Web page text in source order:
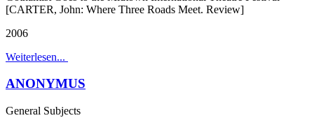
[CARTER, John: Where Three Roads Meet. Review]
2006
Weiterlesen...
ANONYMUS
General Subjects